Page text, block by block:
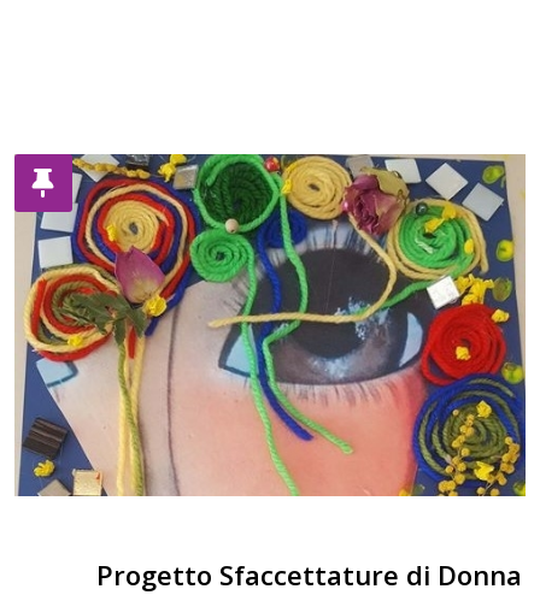
Progetto Sfaccettature di Donna